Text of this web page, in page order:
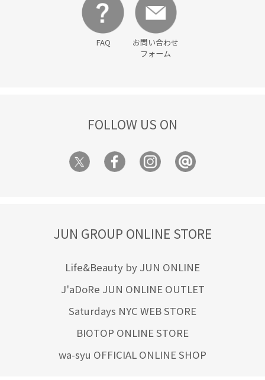
FAQ
お問い合わせ
フォーム
FOLLOW US ON
JUN GROUP ONLINE STORE
Life&Beauty by JUN ONLINE
J'aDoRe JUN ONLINE OUTLET
Saturdays NYC WEB STORE
BIOTOP ONLINE STORE
wa-syu OFFICIAL ONLINE SHOP